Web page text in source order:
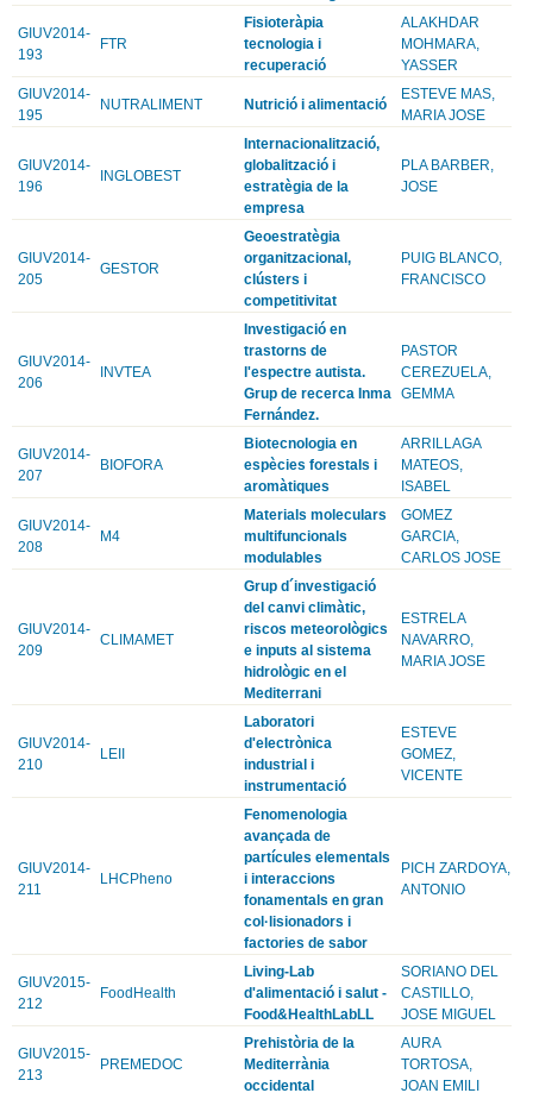
GIUV2014-
193
FTR
Fisioteràpia
tecnologia i
recuperació
ALAKHDAR
MOHMARA,
YASSER
GIUV2014-
195
NUTRALIMENT Nutrició i alimentació
ESTEVE MAS,
MARIA JOSE
GIUV2014-
196
INGLOBEST
Internacionalització,
globalització i
estratègia de la
empresa
PLA BARBER,
JOSE
GIUV2014-
205
GESTOR
Geoestratègia
organitzacional,
clústers i
competitivitat
PUIG BLANCO,
FRANCISCO
GIUV2014-
206
INVTEA
Investigació en
trastorns de
l'espectre autista.
Grup de recerca Inma
Fernández.
PASTOR
CEREZUELA,
GEMMA
GIUV2014-
207
BIOFORA
Biotecnologia en
espècies forestals i
aromàtiques
ARRILLAGA
MATEOS,
ISABEL
GIUV2014-
208
M4
Materials moleculars
multifuncionals
modulables
GOMEZ
GARCIA,
CARLOS JOSE
GIUV2014-
209
CLIMAMET
Grup d´investigació
del canvi climàtic,
riscos meteorològics
e inputs al sistema
hidrològic en el
Mediterrani
ESTRELA
NAVARRO,
MARIA JOSE
GIUV2014-
210
LEII
Laboratori
d'electrònica
industrial i
instrumentació
ESTEVE
GOMEZ,
VICENTE
GIUV2014-
211
LHCPheno
Fenomenologia
avançada de
partícules elementals
i interaccions
fonamentals en gran
col·lisionadors i
factories de sabor
PICH ZARDOYA,
ANTONIO
GIUV2015-
212
FoodHealth
Living-Lab
d'alimentació i salut -
Food&HealthLabLL
SORIANO DEL
CASTILLO,
JOSE MIGUEL
GIUV2015-
213
PREMEDOC
Prehistòria de la
Mediterrània
occidental
AURA
TORTOSA,
JOAN EMILI